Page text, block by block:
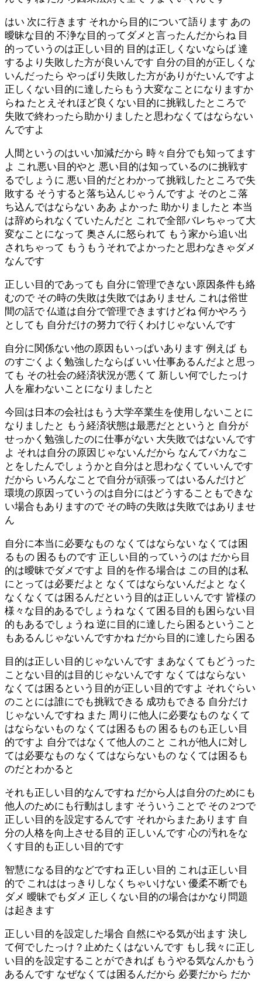
はい 次に行きます それから目的について語ります あの
曖昧な目的 不浄な目的ってダメと言ったんだからね 目
的っていうのは正しい目的 目的は正しくないならば 達
するより失敗した方が良いんです 自分の目的が正しくな
いんだったら やっぱり失敗した方がありがたいんですよ
正しくない目的に達したらもう大変なことになりますか
らね たとえそれほど良くない目的に挑戦したところで
失敗で終わったら助かりましたと思わなくてはならない
んですよ
人間というのはいい加減だから 時々自分でも知ってます
よ これ悪い目的やと 悪い目的は知っているのに挑戦す
るでしょうに 悪い目的だとわかって挑戦したところで失
敗する そうすると落ち込んじゃうんですよ そのとこ落
ち込んではならない ああ よかった 助かりましたと 本当
は辞められなくていたんだと これで全部バレちゃって大
変なことになって 奥さんに怒られて もう家から追い出
されちゃって もうもうそれでよかったと思わなきゃダメ
なんです
正しい目的であっても 自分に管理できない原因条件も絡
むので その時の失敗は失敗ではありません これは俗世
間の話で 仏道は自分で管理できますけどね 何かやろう
としても 自分だけの努力で行くわけじゃないんです
自分に関係ない他の原因もいっぱいあります 例えば も
のすごくよく勉強したならば いい仕事あるんだよと思っ
ても その社会の経済状況が悪くて 新しい何でしたっけ
人を雇わないことになりましたと
今回は日本の会社はもう大学卒業生を使用しないことに
なりましたと もう経済状態は最悪だとというと 自分が
せっかく勉強したのに仕事がない 大失敗ではないんです
よ それは自分の原因じゃないんだから なんてバカなこ
とをしたんでしょうかと自分はと思わなくていいんです
だから いろんなことで自分が頑張ってはいるんだけど
環境の原因っていうのは自分にはどうすることもできな
い場合もありますので その時の失敗は失敗ではありませ
ん
自分に本当に必要なもの なくてはならない なくては困
るもの 困るものです 正しい目的っていうのは だから目
的は曖昧でダメですよ 目的を作る場合は この目的は私
にとっては必要だよと なくてはならないんだよと なく
なくなくては困るんだという目的は正しいんです 皆様の
様々な目的あるでしょうね なくて困る目的も困らない目
的もあるでしょうね 逆に目的に達したら困るということ
もあるんじゃないんですかね だから目的に達したら困る
目的は正しい目的じゃないんです まあなくてもどうった
ことない目的は目的じゃないんです なくてはならない
なくては困るという目的が正しい目的ですよ それぐらい
のことには誰にでも挑戦できる 成功もできる 自分だけ
じゃないんですね また 周りに他人に必要なもの なくて
はならないもの なくては困るもの 困るものも正しい目
的ですよ 自分ではなくて他人のこと これが他人に対し
ては必要なもの なくてはならないもの なくては困るも
のだとわかると
それも正しい目的なんですね だから人は自分のためにも
他人のためにも行動はします そういうことで その 2つで
正しい目的を設定するんです それからまたあります 自
分の人格を向上させる目的 正しいんです 心の汚れをな
くす目的も正しい目的です
智慧になる目的などですね 正しい目的 これは正しい目
的で これははっきりしなくちゃいけない 優柔不断でも
ダメ 曖昧でもダメ 正しくない目的の場合はかなり問題
は起きます
正しい目的を設定した場合 自然にやる気が出ます 決し
て何でしたっけ？止めたくはないんです もし我々に正し
い目的を設定することができれば もうやる気なんかもう
あるんです なぜなくては困るんだから 必要だから だか